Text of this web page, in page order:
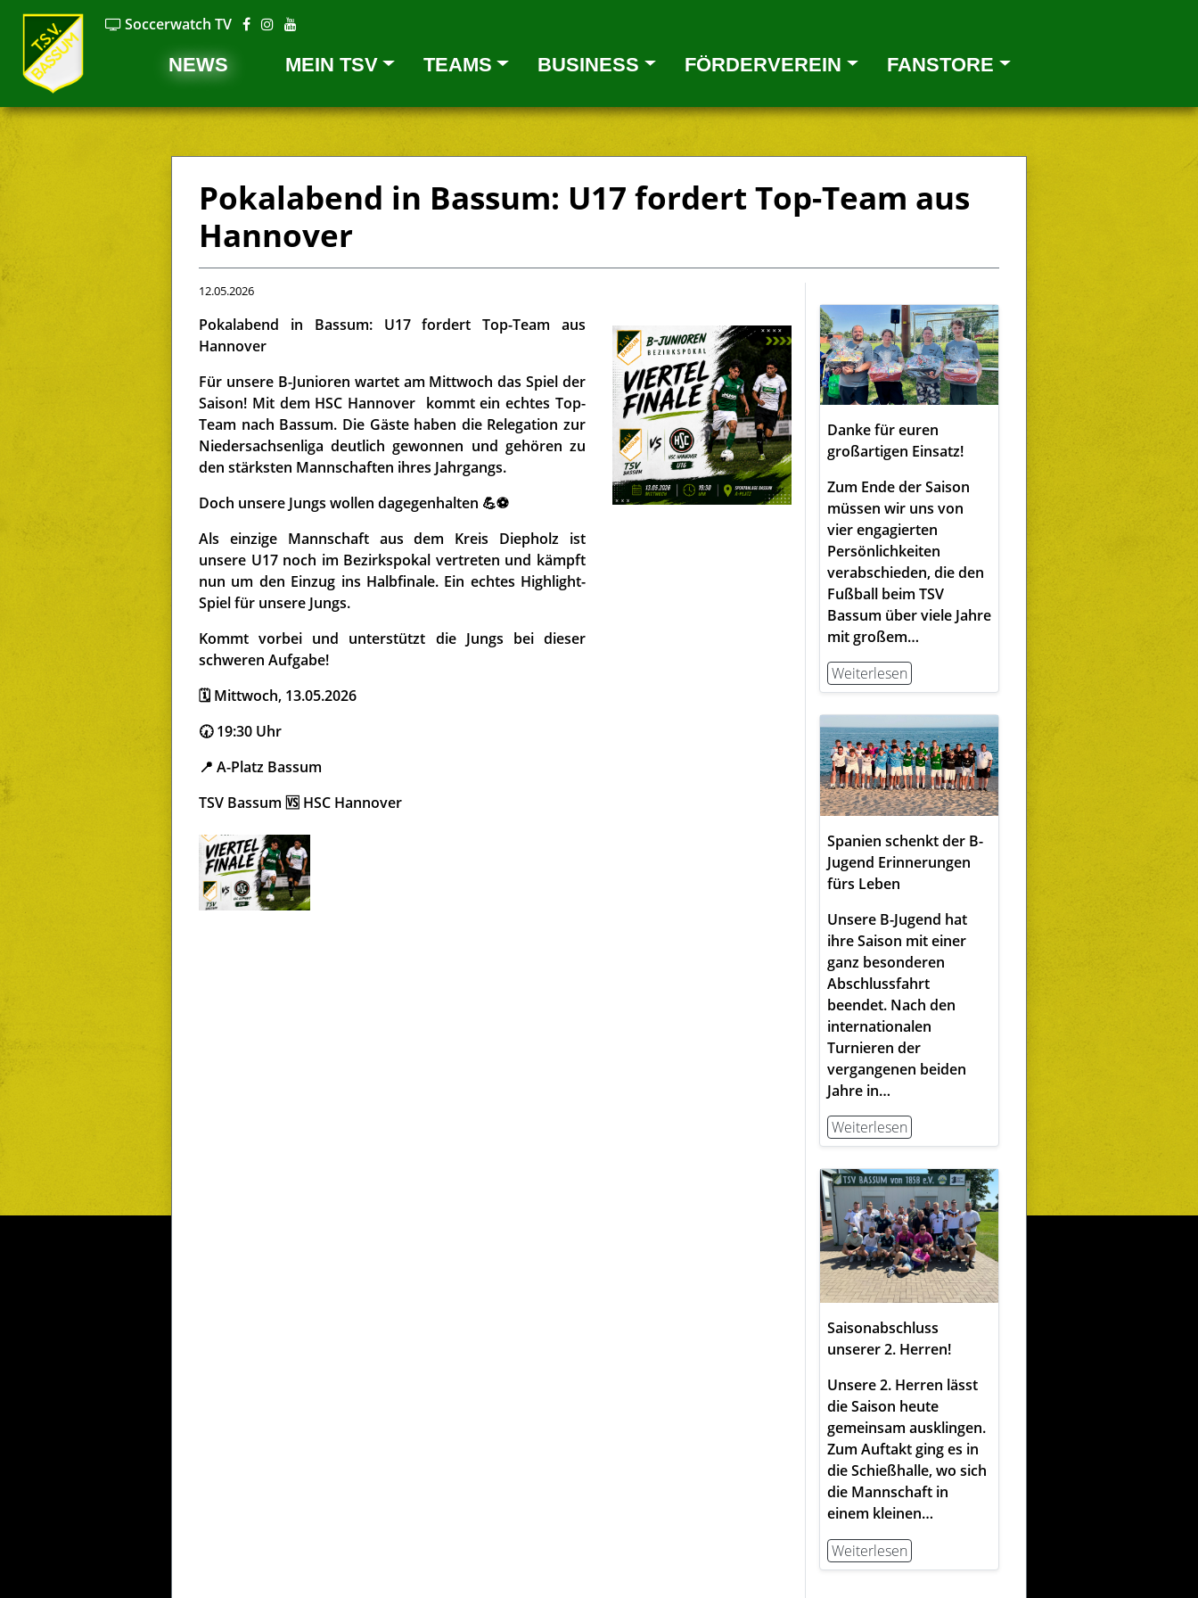
Soccerwatch TV
NEWS MEIN TSV TEAMS BUSINESS FÖRDERVEREIN FANSTORE
Previous
Pokalabend in Bassum: U17 fordert Top-Team aus
Hannover
12.05.2026
Pokalabend in Bassum: U17 fordert Top-Team aus
Hannover
Für unsere B-Junioren wartet am Mittwoch das Spiel der
Saison! Mit dem HSC Hannover kommt ein echtes Top-
Team nach Bassum. Die Gäste haben die Relegation zur
Niedersachsenliga deutlich gewonnen und gehören zu
den stärksten Mannschaften ihres Jahrgangs.
Doch unsere Jungs wollen dagegenhalten 💪⚽️
Als einzige Mannschaft aus dem Kreis Diepholz ist
unsere U17 noch im Bezirkspokal vertreten und kämpft
nun um den Einzug ins Halbfinale. Ein echtes Highlight-
Spiel für unsere Jungs.
Kommt vorbei und unterstützt die Jungs bei dieser
schweren Aufgabe!
🗓 Mittwoch, 13.05.2026
🕢 19:30 Uhr
📍 A-Platz Bassum
TSV Bassum 🆚 HSC Hannover
Danke für euren
großartigen Einsatz!
Zum Ende der Saison
müssen wir uns von
vier engagierten
Persönlichkeiten
verabschieden, die den
Fußball beim TSV
Bassum über viele Jahre
mit großem…
Weiterlesen
Spanien schenkt der B-
Jugend Erinnerungen
fürs Leben
Unsere B-Jugend hat
ihre Saison mit einer
ganz besonderen
Abschlussfahrt
beendet. Nach den
internationalen
Turnieren der
vergangenen beiden
Jahre in…
Weiterlesen
Saisonabschluss
unserer 2. Herren!
Unsere 2. Herren lässt
die Saison heute
gemeinsam ausklingen.
Zum Auftakt ging es in
die Schießhalle, wo sich
die Mannschaft in
einem kleinen…
Weiterlesen